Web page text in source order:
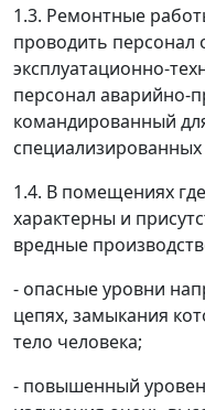
1.3. Ремонтные
проводить
эксплуатационно-
персонал аварийно-
командированный
1.4. В помещениях
характерны и
вредные
- опасные уровни
цепях, замыкания
тело человека;
- повышенный